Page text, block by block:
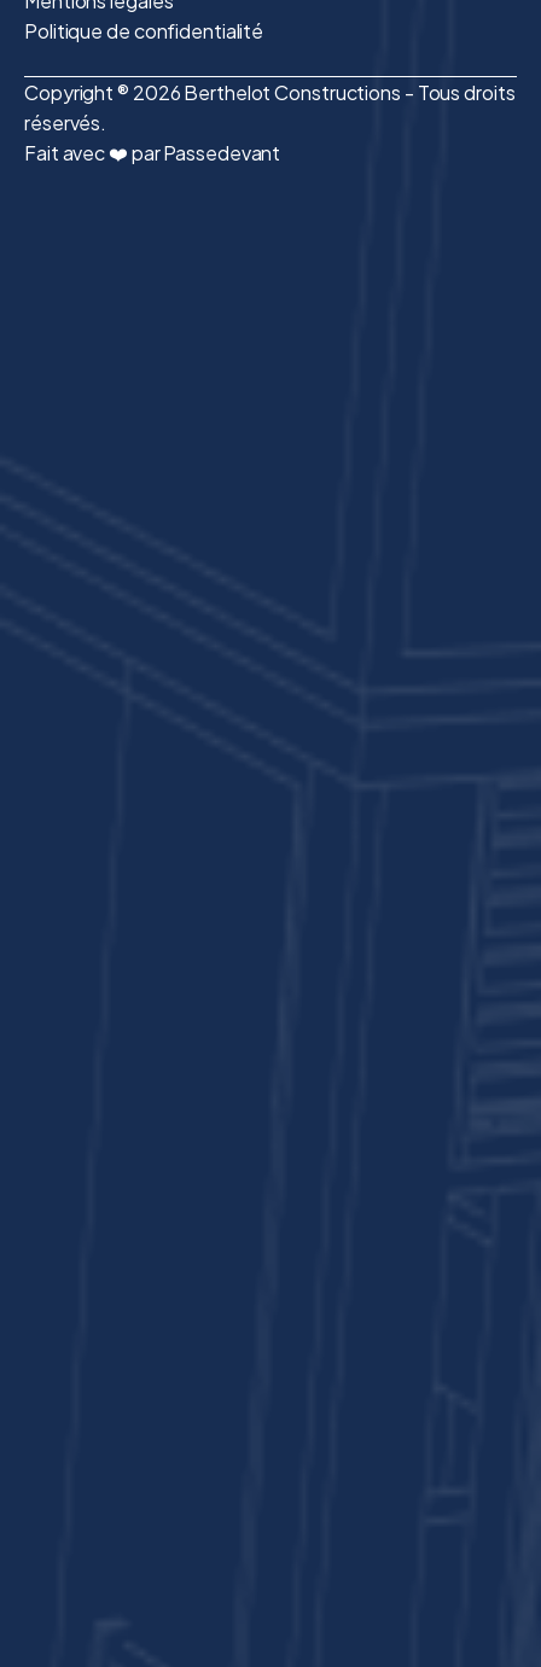
Politique de confidentialité
Copyright ® 2026 Berthelot Constructions - Tous droits
réservés.
Fait avec ❤️ par Passedevant